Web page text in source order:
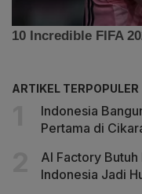
ARTIKEL TERPOPULER
Indonesia
Pertama di
AI Factory
Indonesia Jadi